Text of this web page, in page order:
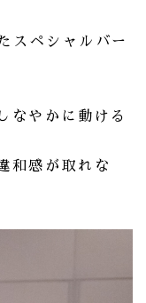
スペシャルバー
なやかに動ける
和感が取れな